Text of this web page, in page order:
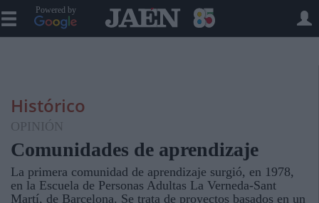
Powered by
Histórico
OPINIÓN
Comunidades de aprendizaje
La primera comunidad de aprendizaje surgió, en 1978,
en la Escuela de Personas Adultas La Verneda-Sant
Martí, de Barcelona. Se trata de proyectos basados en un